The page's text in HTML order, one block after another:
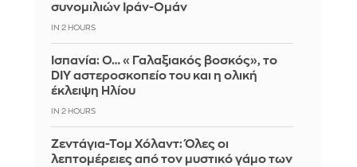
συνομιλιών Ιράν-Ομάν
IN 2 HOURS
Ισπανία: Ο… «Γαλαξιακός βοσκός», το
DIY αστεροσκοπείο του και η ολική
έκλειψη Ηλίου
IN 2 HOURS
Ζεντάγια-Τομ Χόλαντ: Όλες οι
λεπτομέρειες από τον μυστικό γάμο των